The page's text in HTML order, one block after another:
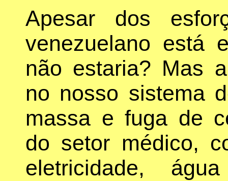
Apesar dos
venezuelano está
não estaria? Mas
no nosso sistema
massa e fuga de
do setor médico,
eletricidade,